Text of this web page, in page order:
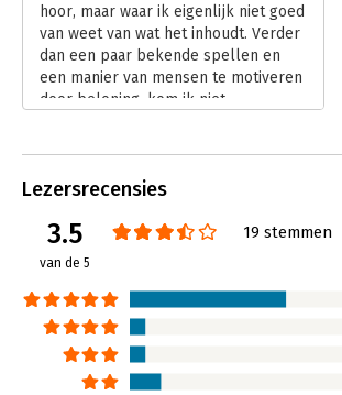
Hoofdrubriek: Persoonlijke effectiviteit
hoor, maar waar ik eigenlijk niet goed
van weet van wat het inhoudt. Verder
dan een paar bekende spellen en
een manier van mensen te motiveren
door beloning, kom ik niet.
Lezersrecensies
3.5
van de 5
19 stemmen